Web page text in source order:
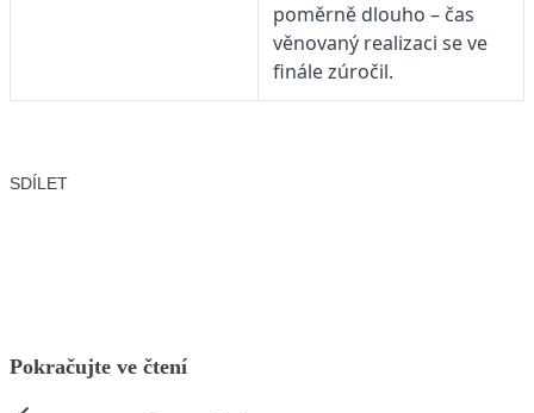
poměrně dlouho – čas
věnovaný realizaci se ve
finále zúročil.
SDÍLET
Pokračujte ve čtení